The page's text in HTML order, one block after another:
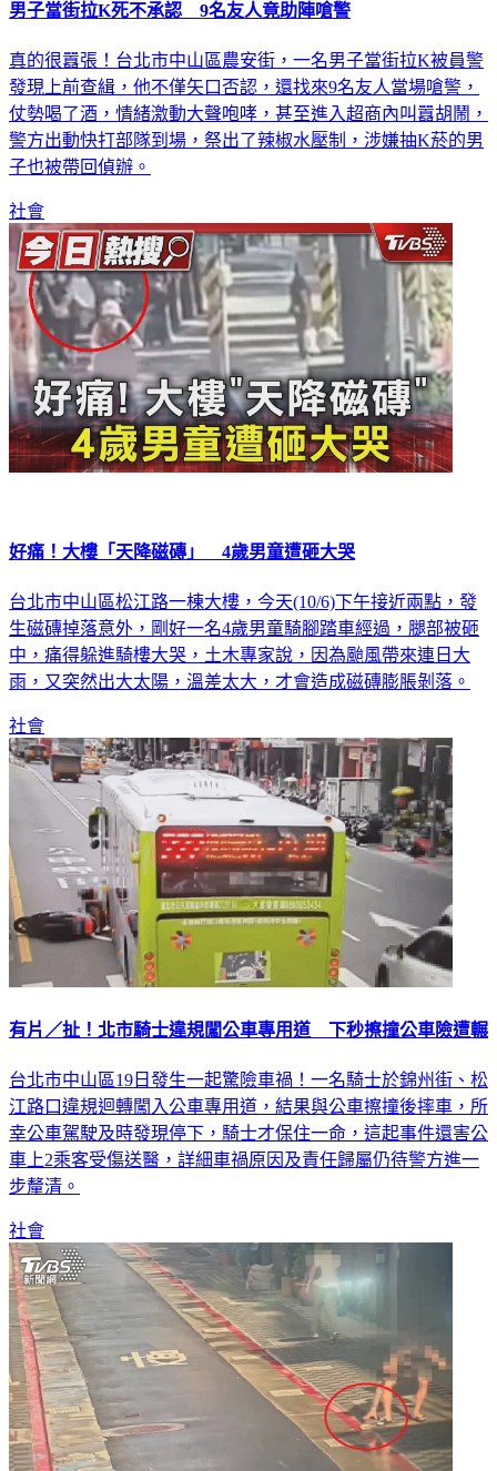
男子當街拉K死不承認 9名友人竟助陣嗆警
真的很囂張！台北市中山區農安街，一名男子當街拉K被員警
發現上前查緝，他不僅矢口否認，還找來9名友人當場嗆警，
仗勢喝了酒，情緒激動大聲咆哮，甚至進入超商內叫囂胡鬧，
警方出動快打部隊到場，祭出了辣椒水壓制，涉嫌抽K菸的男
子也被帶回偵辦。
社會
好痛！大樓「天降磁磚」 4歲男童遭砸大哭
台北市中山區松江路一棟大樓，今天(10/6)下午接近兩點，發
生磁磚掉落意外，剛好一名4歲男童騎腳踏車經過，腿部被砸
中，痛得躲進騎樓大哭，土木專家說，因為颱風帶來連日大
雨，又突然出大太陽，溫差太大，才會造成磁磚膨脹剝落。
社會
有片／扯！北市騎士違規闖公車專用道 下秒擦撞公車險遭輾
台北市中山區19日發生一起驚險車禍！一名騎士於錦州街、松
江路口違規迴轉闖入公車專用道，結果與公車擦撞後摔車，所
幸公車駕駛及時發現停下，騎士才保住一命，這起事件還害公
車上2乘客受傷送醫，詳細車禍原因及責任歸屬仍待警方進一
步釐清。
社會